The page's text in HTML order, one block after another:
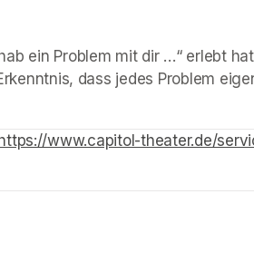
ein Problem mit dir …“ erlebt
dass jedes Problem
https://www.capitol-theater.de/